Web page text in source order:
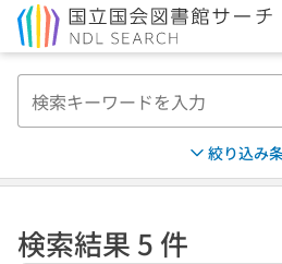
絞り込み
検索結果 5 件